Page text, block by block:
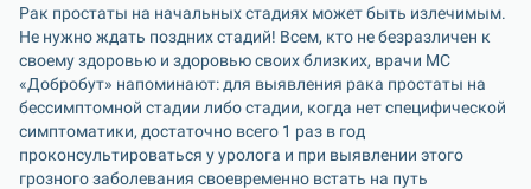
Рак простаты на начальных стадиях может быть излечимым.
Не нужно ждать поздних стадий! Всем, кто не безразличен к
своему здоровью и здоровью своих близких, врачи МС
«Добробут» напоминают: для выявления рака простаты на
бессимптомной стадии либо стадии, когда нет специфической
симптоматики, достаточно всего 1 раз в год
проконсультироваться у уролога и при выявлении этого
грозного заболевания своевременно встать на путь